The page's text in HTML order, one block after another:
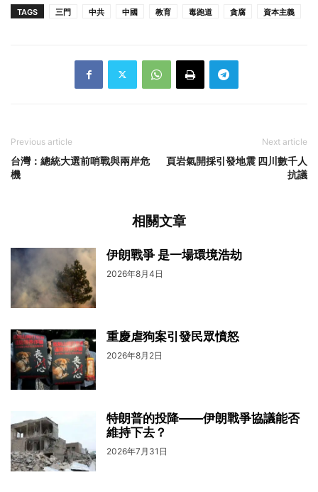
TAGS 三門 中共 中國 教育 毒跑道 貪腐 資本主義
Previous article
台灣：總統大選前哨戰與兩岸危
機
Next article
頁岩氣開採引發地震 四川數千人
抗議
相關文章
伊朗戰爭 是一場環境浩劫
2026年8月4日
重慶虐狗案引發民眾憤怒
2026年8月2日
特朗普的投降——伊朗戰爭協議能否
維持下去？
2026年7月31日